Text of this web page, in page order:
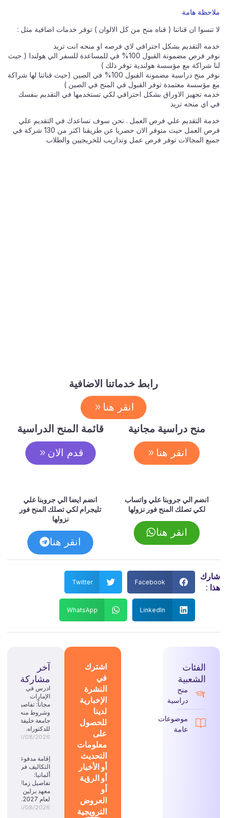
ملاحظة هامة
لا تنسوا ان قناتنا ( قناه منح من كل الالوان ) توفر خدمات اضافية مثل :
خدمه التقديم بشكل احترافي لاي فرصه او منحه انت تريد
نوفر فرص مضمونة القبول 100% في للمساعدة للسفر الي هولندا ( حيث
لنا شراكة مع مؤسسة هولندية توفر ذلك )
نوفر منح دراسية مضمونة القبول 100% في الصين (حيث قناتنا لها شراكة
مع مؤسسة معتمدة توفر القبول في المنح في الصين )
خدمه تجهيز الاوراق بشكل احترافي لكي تستخدمها في التقديم بنفسك
في اي منحه تريد
خدمة التقديم علي فرص العمل . نحن سوف نساعدك في التقديم علي
فرص العمل حيث متوفر الان حصريا عن طريقنا اكثر من 130 شركة في
جميع المجالات توفر فرص عمل وتداريب للخريجيين والطلاب
رابط خدماتنا الاضافية
انقر هنا
منح دراسية مجانية
انقر هنا
قائمة المنح الدراسية
قدم الان
انضم الي جروبنا علي واتساب
لكي تصلك المنح فور نزولها
انقر هنا
انضم ايضا الي جروبنا علي
تليجرام لكي تصلك المنح فور
نزولها
انقر هنا
شارك
هذا :
Facebook
Twitter
LinkedIn
WhatsApp
الفئات
الشعبية
منح
دراسية
موضوعات
عامة
اشترك
في
النشرة
الإخبارية
لدينا
للحصول
على
معلومات
التحديث
أو الأخبار
أو الرؤية
أو
العروض
الترويجية
آخر
مشاركة
ادرس في
الإمارات
مجاناً: تفاصيل
وشروط منحة
جامعة خليفة
للدكتوراه.
06/08/2026
إقامة مدفوعة
التكاليف في
ألمانيا:
تفاصيل زمالة
معهد برلين
لعام 2027.
06/08/2026